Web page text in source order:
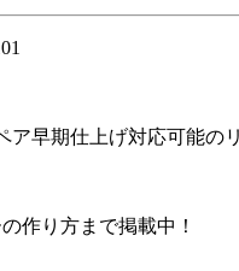
早期仕上げ対応可能
の作り方まで掲載中！